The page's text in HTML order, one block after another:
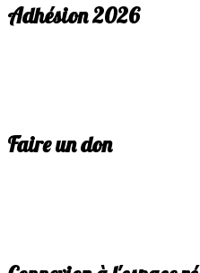
Adhésion 2026
Faire un don